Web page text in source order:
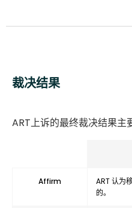
裁决结果
ART上诉的最终裁决结果主
Affirm
ART 认为
的。